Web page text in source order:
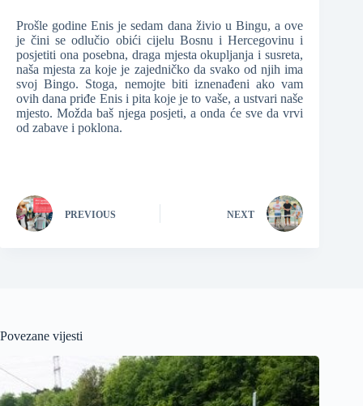
Prošle godine Enis je sedam dana živio u Bingu, a ove
je čini se odlučio obići cijelu Bosnu i Hercegovinu i
posjetiti ona posebna, draga mjesta okupljanja i susreta,
naša mjesta za koje je zajedničko da svako od njih ima
svoj Bingo. Stoga, nemojte biti iznenađeni ako vam
ovih dana priđe Enis i pita koje je to vaše, a ustvari naše
mjesto. Možda baš njega posjeti, a onda će sve da vrvi
od zabave i poklona.
PREVIOUS NEXT
Povezane vijesti